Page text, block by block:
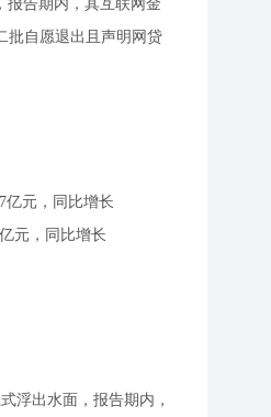
报告期内，其互联网金
批自愿退出且声明网贷
亿元，同比增长
元，同比增长
浮出水面，报告期内，